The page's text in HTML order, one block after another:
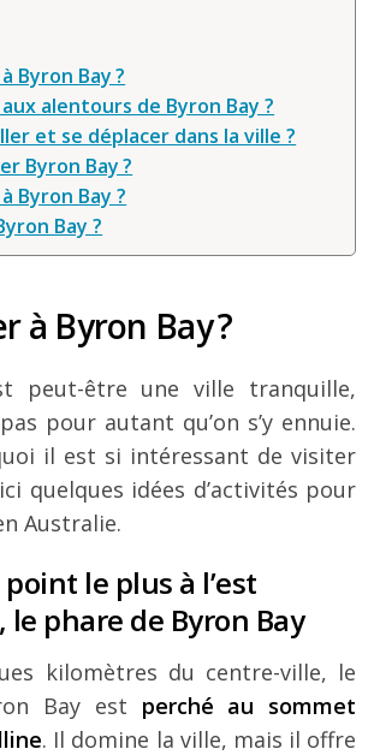
Byron Bay ?
alentours de Byron Bay ?
et se déplacer dans la ville ?
Byron Bay ?
Byron Bay ?
Bay ?
à Byron Bay ?
peut-être une ville tranquille,
pour autant qu’on s’y ennuie.
il est si intéressant de visiter
quelques idées d’activités pour
Australie.
le plus à l’est
le phare de Byron Bay
kilomètres du centre-ville, le
Bay est perché au sommet
. Il domine la ville, mais il offre